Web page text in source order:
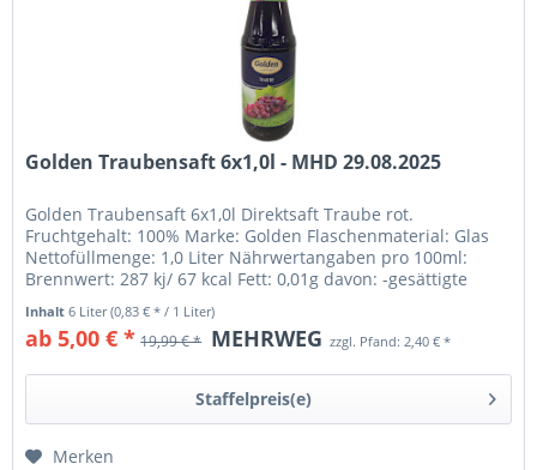
Golden Traubensaft 6x1,0l - MHD 29.08.2025
Golden Traubensaft 6x1,0l Direktsaft Traube rot.
Fruchtgehalt: 100% Marke: Golden Flaschenmaterial: Glas
Nettofüllmenge: 1,0 Liter Nährwertangaben pro 100ml:
Brennwert: 287 kj/ 67 kcal Fett: 0,01g davon: -gesättigte
Inhalt6 Liter(0,83 € * / 1 Liter)
ab 5,00 € * 19,99 € * MEHRWEG zzgl. Pfand: 2,40 € *
Staffelpreis(e)
Merken